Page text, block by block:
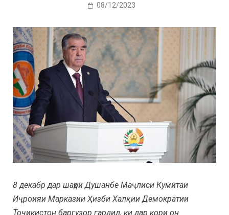
08/12/2023
8 декабр дар шаҳри Душанбе Маҷлиси Кумитаи
Иҷроияи Марказии Ҳизби Халқии Демократии
Тоҷикистон баргузор гардид, ки дар кори он